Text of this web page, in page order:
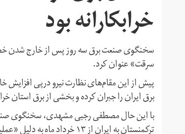
خرابکارانه بود
سخنگوی صنعت برق سه روز پس از خارج شدن خط
سرقت» عنوان کرد.
پیش از این مقام‌های نظارت نیرو درپی افزایش
برق ایران را جبران کرده و بخشی از برق استان
با این حال مصطفی رجبی مشهدی، سخنگوی